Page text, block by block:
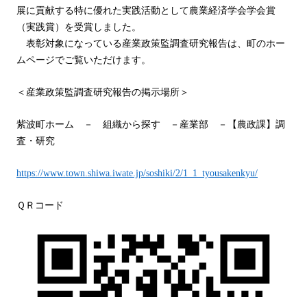
展に貢献する特に優れた実践活動として農業経済学会学会賞
（実践賞）を受賞しました。
表彰対象になっている産業政策監調査研究報告は、町のホー
ムページでご覧いただけます。
＜産業政策監調査研究報告の掲示場所＞
紫波町ホーム － 組織から探す －産業部 －【農政課】調
査・研究
https://www.town.shiwa.iwate.jp/soshiki/2/1_1_tyousakenkyu/
ＱＲコード